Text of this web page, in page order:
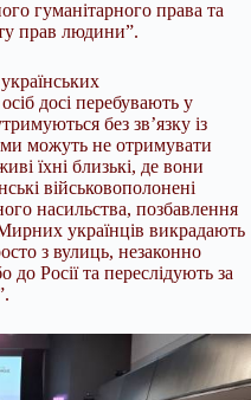
гуманітарного права та
прав людини”.
досі перебувають у
без зв’язку із
можуть не отримувати
їхні близькі, де вони
військовополонені
насильства, позбавлення
українців викрадають
з вулиць, незаконно
до Росії та переслідують за